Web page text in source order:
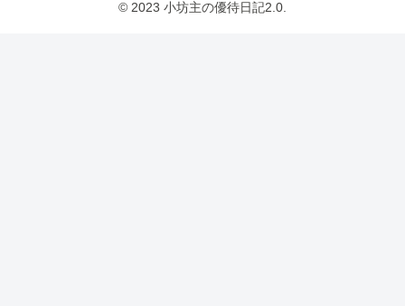
© 2023 小坊主の優待日記2.0.